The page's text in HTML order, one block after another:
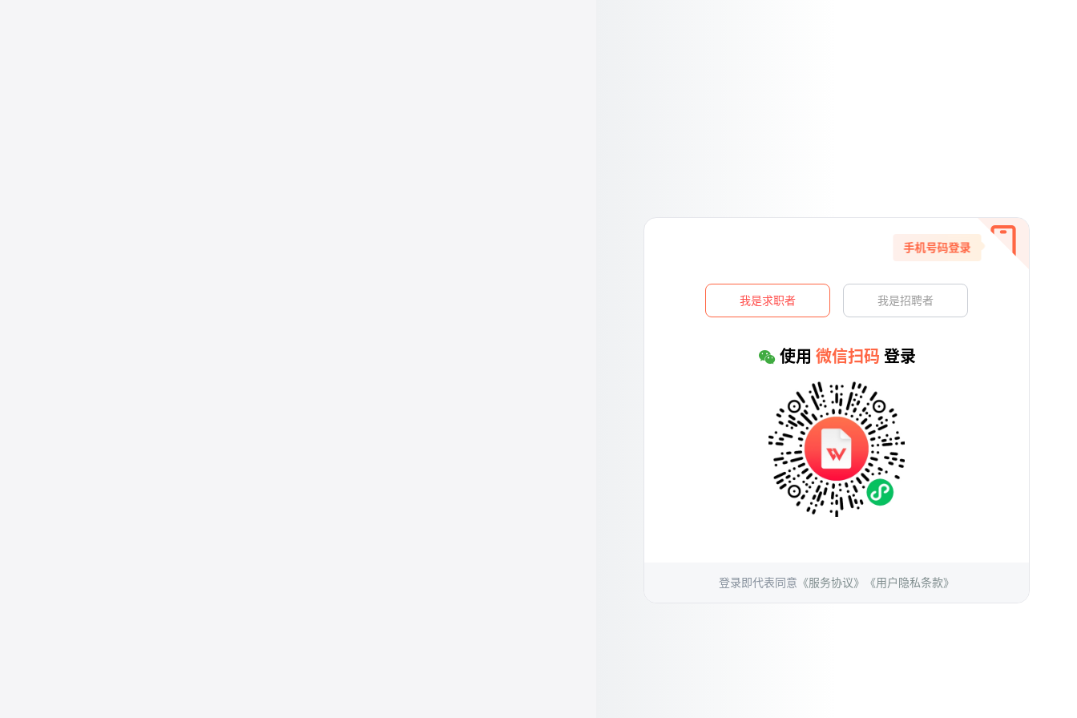
手机号码登录
我是求职者 我是招聘者
使用 微信扫码 登录
登录即代表同意 《服务协议》 《用户隐私条款》